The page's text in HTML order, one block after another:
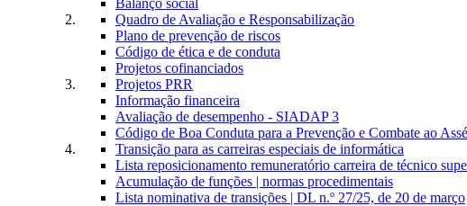
Balanço social
Quadro de Avaliação e Responsabilização
Plano de prevenção de riscos
Código de ética e de conduta
Projetos cofinanciados
Projetos PRR
Informação financeira
Avaliação de desempenho - SIADAP 3
Código de Boa Conduta para a Prevenção e Combate ao
Transição para as carreiras especiais de informática
Lista reposicionamento remuneratório carreira de técnico
Acumulação de funções | normas procedimentais
Lista nominativa de transições | DL n.º 27/25, de 20 de março